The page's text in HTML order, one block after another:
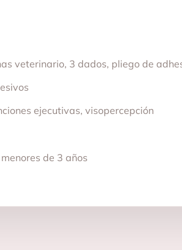
veterinario, 3 dados, pliego de
ejecutivas, visopercepción
de 3 años